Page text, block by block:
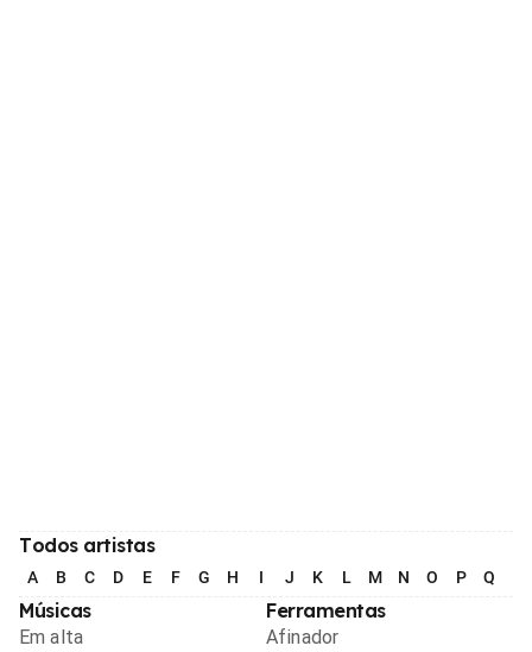
Todos artistas
A B C D E F G H I J K L M N O P Q
Músicas
Em alta
Ferramentas
Afinador